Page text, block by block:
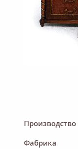
Производство
Фабрика